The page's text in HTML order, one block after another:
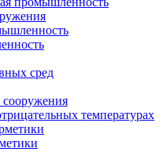
сред
сооружения
температурах